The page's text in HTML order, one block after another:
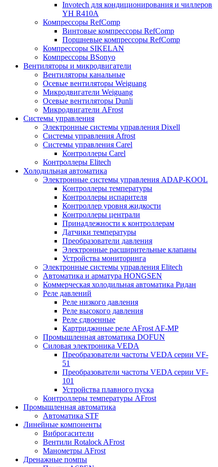
Invotech для кондиционирования и чиллеров
YH R410A
Компрессоры RefComp
Винтовые компрессоры RefComp
Поршневые компрессоры RefComp
Компрессоры SIKELAN
Компрессоры BSonyo
Вентиляторы и микродвигатели
Вентиляторы канальные
Осевые вентиляторы Weiguang
Микродвигатели Weiguang
Осевые вентиляторы Dunli
Микродвигатели AFrost
Системы управления
Электронные системы управления Dixell
Системы управления Afrost
Системы управления Carel
Контроллеры Carel
Контроллеры Elitech
Холодильная автоматика
Электронные системы управления ADAP-KOOL
Контроллеры температуры
Контроллеры испарителя
Контроллер уровня жидкости
Контроллеры централи
Принадлежности к контроллерам
Датчики температуры
Преобразователи давления
Электронные расширительные клапаны
Устройства мониторинга
Электронные системы управления Elitech
Автоматика и арматура HONGSEN
Коммерческая холодильная автоматика Ридан
Реле давлений
Реле низкого давления
Реле высокого давления
Реле сдвоенные
Картриджнные реле AFrost AF-MP
Промышленная автоматика DOFUN
Силовая электроника VEDA
Преобразователи частоты VEDA серии VF-
51
Преобразователи частоты VEDA серии VF-
101
Устройства плавного пуска
Контроллеры температуры AFrost
Промышленная автоматика
Автоматика STF
Линейные компоненты
Виброгасители
Вентили Rotalock AFrost
Манометры AFrost
Дренажные помпы